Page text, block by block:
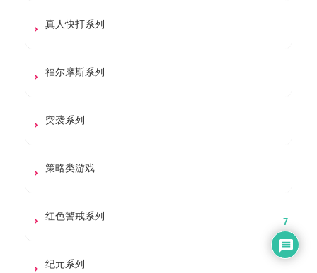
真人快打系列
福尔摩斯系列
突袭系列
策略类游戏
红色警戒系列
纪元系列
7